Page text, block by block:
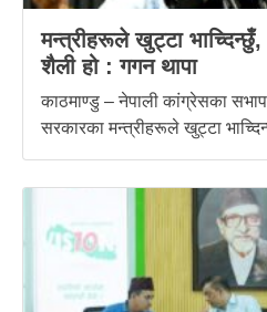
मन्त्रीहरूले खुट्टा भाच्दिन्छुँ,
शैली हो : गगन थापा
काठमाण्डु – नेपाली कांग्रेसका
सरकारका मन्त्रीहरूले खुट्टा